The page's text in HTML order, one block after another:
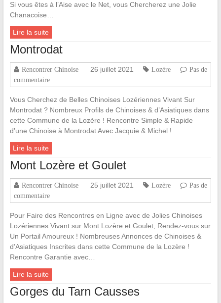
Si vous êtes à l’Aise avec le Net, vous Chercherez une Jolie
Chanacoise…
Lire la suite
Montrodat
Rencontrer Chinoise 26 juillet 2021 Lozère
Pas de
commentaire
Vous Cherchez de Belles Chinoises Lozériennes Vivant Sur
Montrodat ? Nombreux Profils de Chinoises & d’Asiatiques dans
cette Commune de la Lozère ! Rencontre Simple & Rapide
d’une Chinoise à Montrodat Avec Jacquie & Michel !
Lire la suite
Mont Lozère et Goulet
Rencontrer Chinoise 25 juillet 2021 Lozère
Pas de
commentaire
Pour Faire des Rencontres en Ligne avec de Jolies Chinoises
Lozériennes Vivant sur Mont Lozère et Goulet, Rendez-vous sur
Un Portail Amoureux ! Nombreuses Annonces de Chinoises &
d’Asiatiques Inscrites dans cette Commune de la Lozère !
Rencontre Garantie avec…
Lire la suite
Gorges du Tarn Causses